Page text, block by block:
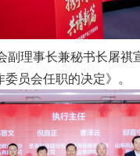
理事长兼秘书长屠祺
员会任职的决定》。